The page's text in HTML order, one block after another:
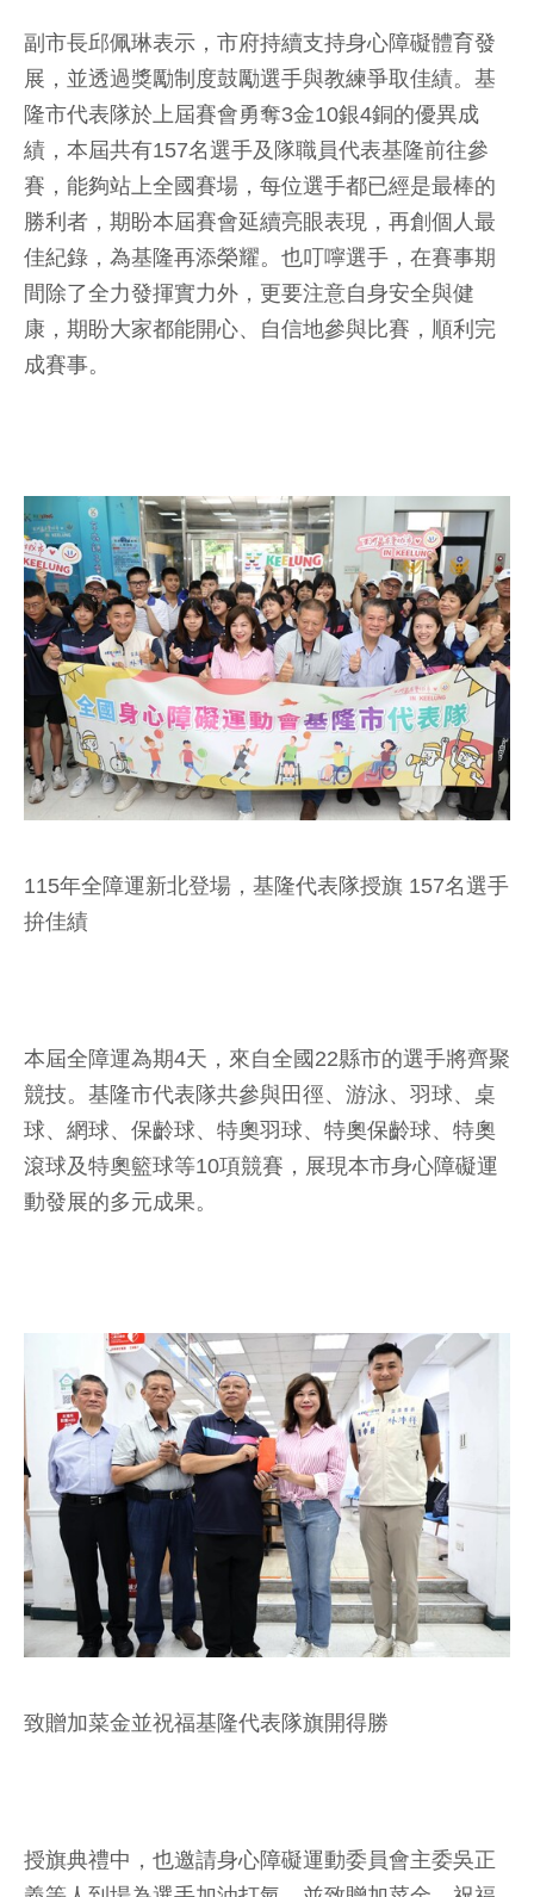
副市長邱佩琳表示，市府持續支持身心障礙體育發
展，並透過獎勵制度鼓勵選手與教練爭取佳績。基
隆市代表隊於上屆賽會勇奪3金10銀4銅的優異成
績，本屆共有157名選手及隊職員代表基隆前往參
賽，能夠站上全國賽場，每位選手都已經是最棒的
勝利者，期盼本屆賽會延續亮眼表現，再創個人最
佳紀錄，為基隆再添榮耀。也叮嚀選手，在賽事期
間除了全力發揮實力外，更要注意自身安全與健
康，期盼大家都能開心、自信地參與比賽，順利完
成賽事。
115年全障運新北登場，基隆代表隊授旗 157名選手
拚佳績
本屆全障運為期4天，來自全國22縣市的選手將齊聚
競技。基隆市代表隊共參與田徑、游泳、羽球、桌
球、網球、保齡球、特奧羽球、特奧保齡球、特奧
滾球及特奧籃球等10項競賽，展現本市身心障礙運
動發展的多元成果。
致贈加菜金並祝福基隆代表隊旗開得勝
授旗典禮中，也邀請身心障礙運動委員會主委吳正